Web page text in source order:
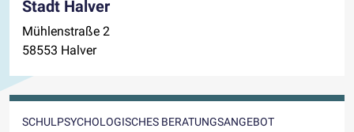
Stadt Halver
Mühlenstraße 2
58553 Halver
SCHULPSYCHOLOGISCHES BERATUNGSANGEBOT